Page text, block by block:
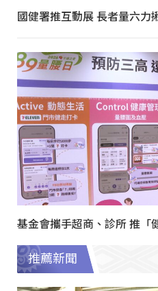
國健署推互動展 長者量六力
基金會攜手超商、診所 推「
推薦新聞